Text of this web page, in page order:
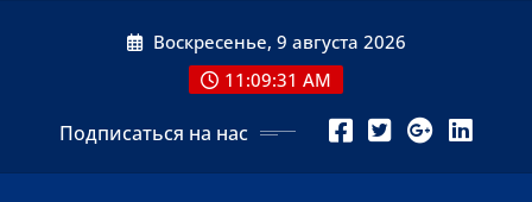
Воскресенье, 9 августа 2026
11:09:31 AM
Подписаться на нас